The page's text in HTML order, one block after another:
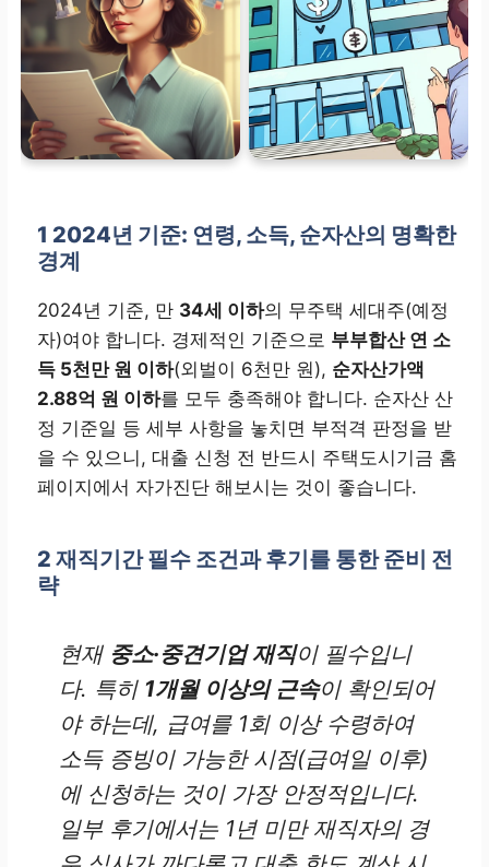
1 2024년 기준: 연령, 소득, 순자산의 명확한
경계
2024년 기준, 만 34세 이하의 무주택 세대주(예정
자)여야 합니다. 경제적인 기준으로 부부합산 연 소
득 5천만 원 이하(외벌이 6천만 원), 순자산가액
2.88억 원 이하를 모두 충족해야 합니다. 순자산 산
정 기준일 등 세부 사항을 놓치면 부적격 판정을 받
을 수 있으니, 대출 신청 전 반드시 주택도시기금 홈
페이지에서 자가진단 해보시는 것이 좋습니다.
2 재직기간 필수 조건과 후기를 통한 준비 전
략
현재 중소·중견기업 재직이 필수입니
다. 특히 1개월 이상의 근속이 확인되어
야 하는데, 급여를 1회 이상 수령하여
소득 증빙이 가능한 시점(급여일 이후)
에 신청하는 것이 가장 안정적입니다.
일부 후기에서는 1년 미만 재직자의 경